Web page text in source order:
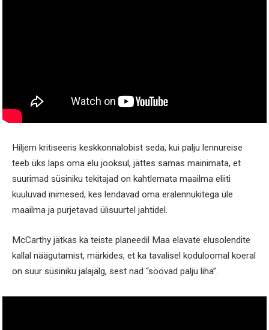
Hiljem kritiseeris keskkonnalobist seda, kui palju lennureise
teeb üks laps oma elu jooksul, jättes samas mainimata, et
suurimad süsiniku tekitajad on kahtlemata maailma eliiti
kuuluvad inimesed, kes lendavad oma eralennukitega üle
maailma ja purjetavad ülisuurtel jahtidel.
McCarthy jätkas ka teiste planeedil Maa elavate elusolendite
kallal näägutamist, märkides, et ka tavalisel koduloomal koeral
on suur süsiniku jalajälg, sest nad “söövad palju liha”.